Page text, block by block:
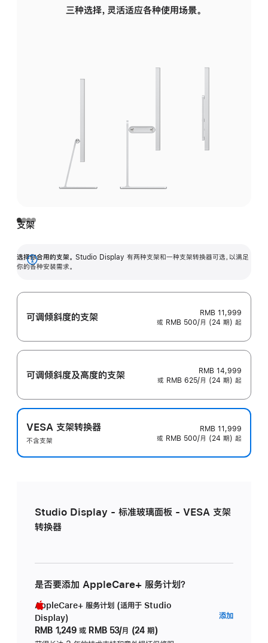
三种选择，灵活适应各种使用场景。
支架
选择你合用的支架。 Studio Display 有两种支架和一种支架转换器可选，以满足
你的各种安装需求。
展
可调倾斜度的支架
RMB 11,999
或 RMB 500/月 (24 期) 起
可调倾斜度及高‍度的支‍架
RMB 14,999
或 RMB 625/月 (24 期) 起
VESA 支架转换器
不含支架
RMB 11,999
或 RMB 500/月 (24 期) 起
Studio Display - 标准玻璃面板 - VESA 支架
转换器
是否要添加 AppleCare+ 服务计划？
AppleCare+ 服务计划 (适用于 Studio
Display)
RMB 1,249 或 RMB 53/月 (24 期)
添加